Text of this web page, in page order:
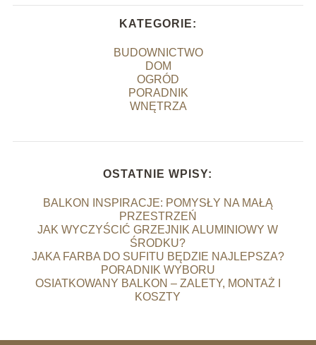
KATEGORIE:
BUDOWNICTWO
DOM
OGRÓD
PORADNIK
WNĘTRZA
OSTATNIE WPISY:
BALKON INSPIRACJE: POMYSŁY NA MAŁĄ
PRZESTRZEŃ
JAK WYCZYŚCIĆ GRZEJNIK ALUMINIOWY W
ŚRODKU?
JAKA FARBA DO SUFITU BĘDZIE NAJLEPSZA?
PORADNIK WYBORU
OSIATKOWANY BALKON – ZALETY, MONTAŻ I
KOSZTY